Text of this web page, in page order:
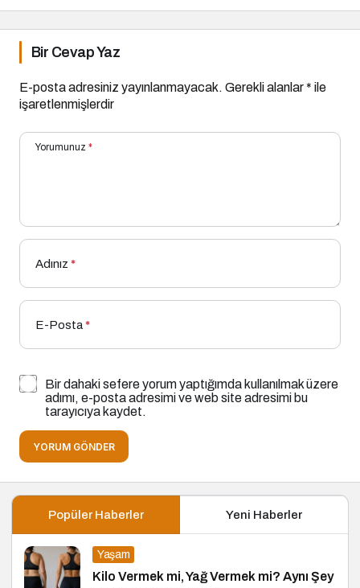
Bir Cevap Yaz
E-posta adresiniz yayınlanmayacak. Gerekli alanlar* ile
işaretlenmişlerdir
Yorumunuz *
Adınız *
E-Posta*
Bir dahaki sefere yorum yaptığımda kullanılmak üzere
adımı, e-posta adresimi ve web site adresimi bu
tarayıcıya kaydet.
YORUM GÖNDER
Popüler Haberler Yeni Haberler
Yaşam
Kilo Vermek mi, Yağ Vermek mi? Aynı Şey